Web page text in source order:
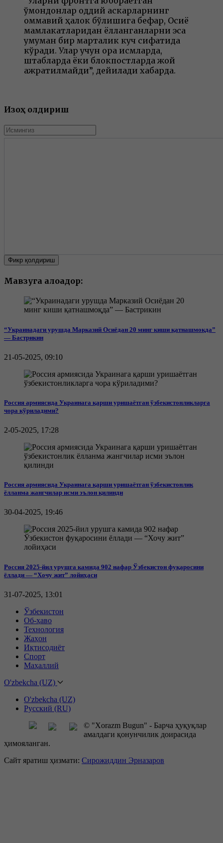
қўмондонлар оддий аскарларнинг
оммавий ҳалок бўлишига бефарқ, Осиё
мамлакатларидан ёлланганларни эса
умуман бир марталик куч сифатида
кўради. Улар учун орқа қисмларда,
штабларда ёки блокпостларда жой
ажратилмайди”, дейилади хабарда.
Изоҳ қолдириш
Фикр қолдириш
Мавзуга алоқадор:
“Украинадаги урушда Марказий Осиёдан 20 минг киши қатнашмоқда”
— Бастрикин
21-05-2025, 09:10
Россия армиясида Украинага қарши уришаётган ўзбекистонликларга
чора кўриладими?
2-05-2025, 17:28
Россия армиясида Украинага қарши уришаётган ўзбекистонлик
ёлланма жангчилар исми эълон қилинди
30-04-2025, 19:46
Россия 2025-йил урушга камида 902 нафар Ўзбекистон фуқаросини
ёллади — “Хочу жит” лойиҳаси
31-07-2025, 13:01
Ўзбекистон
Об-ҳаво
Технология
Жаҳон
Иқтисодиёт
Спорт
Маҳаллий
O'zbekcha (UZ)
O'zbekcha (UZ)
Русский (RU)
© "Xorazm Bugun" - Барча ҳуқуқлар
амалдаги қонунчилик доирасида
ҳимояланган.
Сайт яратиш ҳизмати: Сирожиддин Эрназаров